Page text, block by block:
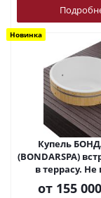
Новинка
Купель
(BONDARSPA)
в террасу. Не
от 155